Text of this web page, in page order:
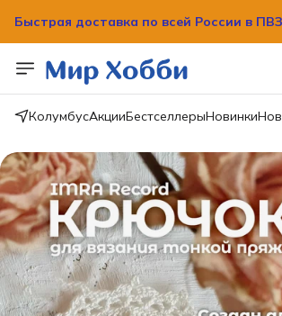
вашим домом!
Быстрая доставка по всей России в
вашим домом!
КолумбусАкцииБестселлерыНовинки